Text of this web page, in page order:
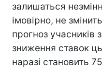
залишаться
імовірно, не
прогноз учасників
зниження ставок
наразі становить